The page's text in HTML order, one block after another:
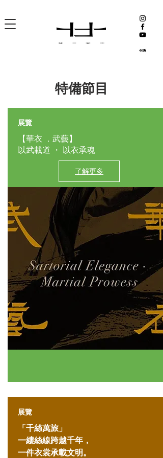
​特備節目
展覽
【華衣 ．武藝】
以武載道 ・ 以衣承魂
了解更多
展覽
「千絲萬旅」
一縷絲線跨越千年，
一件衣裳承載文明。